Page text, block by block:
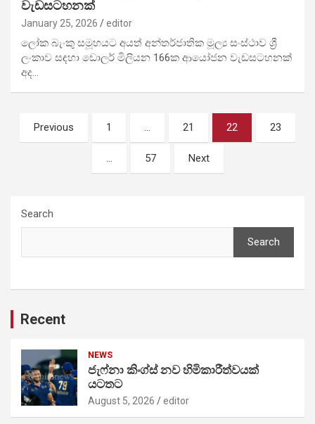
වැඩසටහනක්
January 25, 2026 editor
ලෝක බැංකු සමූහයට අයත් අන්තර්ජාතික මූල්‍ය සංස්ථාව ශ්‍රී
ලංකාව සඳහා ඩොලර් මිලියන 166ක ආයෝජන වැඩසටහනක්
අද…
Posts
pagination
Previous 1 … 21 22 23
… 57 Next
Search
Search
Recent
NEWS
ජැෆ්නා කිංග්ස් නව හිමිකාරීත්වයක්
යටතට
August 5, 2026 editor